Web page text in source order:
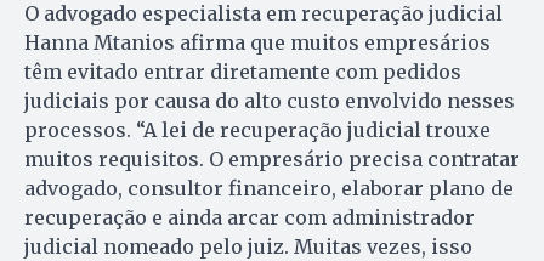
O advogado especialista em recuperação judicial
Hanna Mtanios afirma que muitos empresários
têm evitado entrar diretamente com pedidos
judiciais por causa do alto custo envolvido nesses
processos. “A lei de recuperação judicial trouxe
muitos requisitos. O empresário precisa contratar
advogado, consultor financeiro, elaborar plano de
recuperação e ainda arcar com administrador
judicial nomeado pelo juiz. Muitas vezes, isso